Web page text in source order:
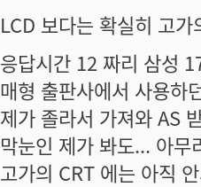
LCD 보다는 확실히 고
응답시간 12 짜리 삼성
매형 출판사에서 사용하
제가 졸라서 가져와 AS
막눈인 제가 봐도... 아
고가의 CRT 에는 아직